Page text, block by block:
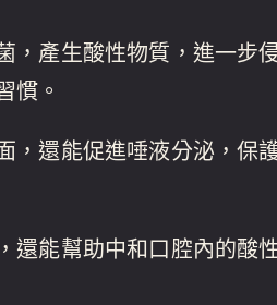
產生酸性物質，進一步
慣。
，還能促進唾液分泌，保
還能幫助中和口腔內的酸